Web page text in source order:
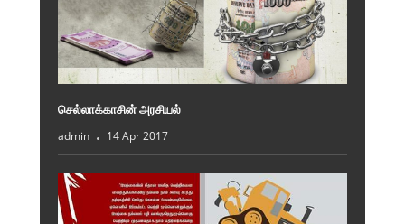
செல்லாக்காசின் அரசியல்
admin 14 Apr 2017